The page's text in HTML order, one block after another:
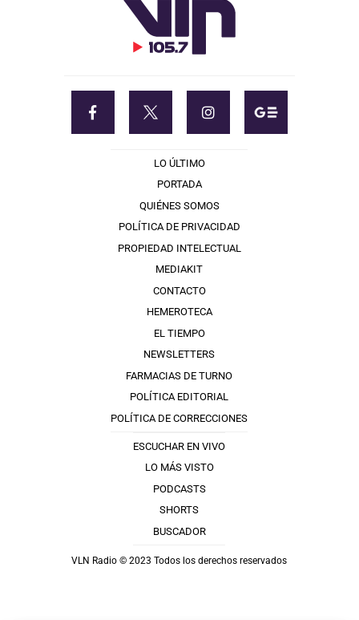
LO ÚLTIMO
PORTADA
QUIÉNES SOMOS
POLÍTICA DE PRIVACIDAD
PROPIEDAD INTELECTUAL
MEDIAKIT
CONTACTO
HEMEROTECA
EL TIEMPO
NEWSLETTERS
FARMACIAS DE TURNO
POLÍTICA EDITORIAL
POLÍTICA DE CORRECCIONES
ESCUCHAR EN VIVO
LO MÁS VISTO
PODCASTS
SHORTS
BUSCADOR
VLN Radio © 2023 Todos los derechos reservados